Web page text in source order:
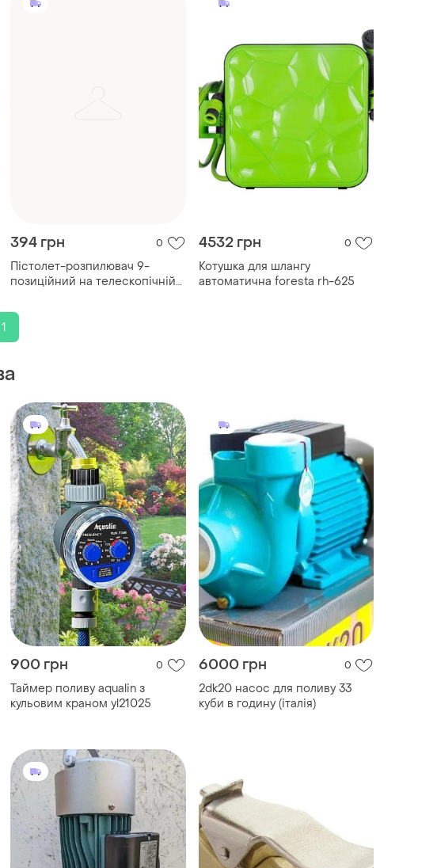
394 грн 0
Пістолет-розпилювач 9-
позиційний на телескопічній
4532 грн 0
Котушка для шлангу
автоматична foresta rh-625
1
900 грн 0
Таймер поливу aqualin з
кульовим краном yl21025
6000 грн 0
2dk20 насос для поливу 33
куби в годину (італія)